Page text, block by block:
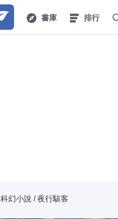
書庫 排行
科幻小說 / 夜行駭客